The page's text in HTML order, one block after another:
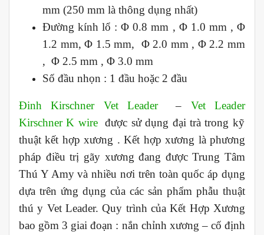
mm (250 mm là thông dụng nhất)
Đường kính lổ : Φ 0.8 mm , Φ 1.0 mm , Φ
1.2 mm, Φ 1.5 mm, Φ 2.0 mm , Φ 2.2 mm
, Φ 2.5 mm , Φ 3.0 mm
Số đầu nhọn : 1 đầu hoặc 2 đầu
Đinh Kirschner Vet Leader– Vet Leader
Kirschner K wire được sử dụng đại trà trong kỹ
thuật kết hợp xương . Kết hợp xương là phương
pháp điều trị gãy xương đang được Trung Tâm
Thú Y Amy và nhiều nơi trên toàn quốc áp dụng
dựa trên ứng dụng của các sản phẩm phẫu thuật
thú y Vet Leader. Quy trình của Kết Hợp Xương
bao gồm 3 giai đoạn : nắn chỉnh xương – cố định